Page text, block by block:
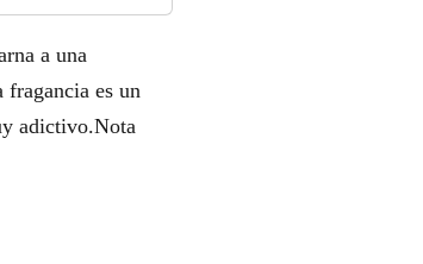
a una
fragancia es un
adictivo.Nota